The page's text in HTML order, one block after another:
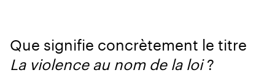
Que signifie concrètement le titre
La violence au nom de la loi?